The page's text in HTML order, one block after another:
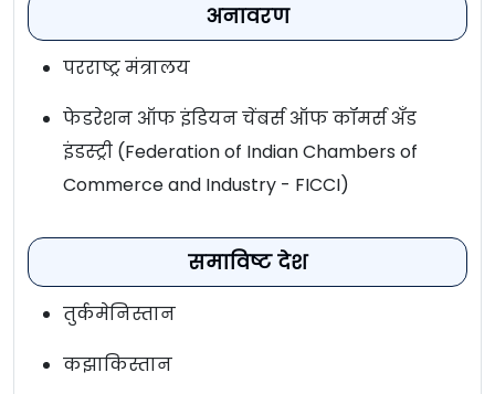
अनावरण
परराष्ट्र मंत्रालय
फेडरेशन ऑफ इंडियन चेंबर्स ऑफ कॉमर्स अँड
इंडस्ट्री (Federation of Indian Chambers of
Commerce and Industry - FICCI)
समाविष्ट देश
तुर्कमेनिस्तान
कझाकिस्तान